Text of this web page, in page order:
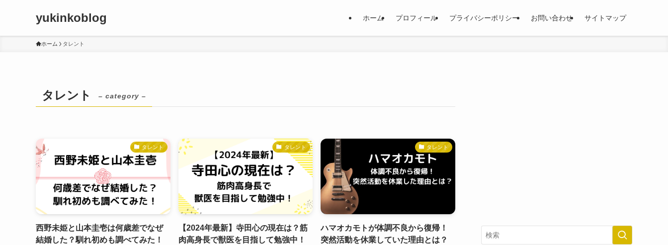
yukinkoblog ホーム プロフィール プライバシーポリシー お問い合わせ サイトマップ
ホーム タレント
タレント – category –
タレント
西野未姫と山本圭壱は何歳差でなぜ
結婚した？馴れ初めも調べてみた！
タレント
【2024年最新】寺田心の現在は？筋
肉高身長で獣医を目指して勉強中！
タレント
ハマオカモトが体調不良から復帰！
突然活動を休業していた理由とは？